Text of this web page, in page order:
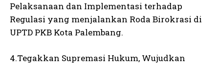
Pelaksanaan dan Implementasi terhadap
Regulasi yang menjalankan Roda Birokrasi di
UPTD PKB Kota Palembang.
4.Tegakkan Supremasi Hukum, Wujudkan